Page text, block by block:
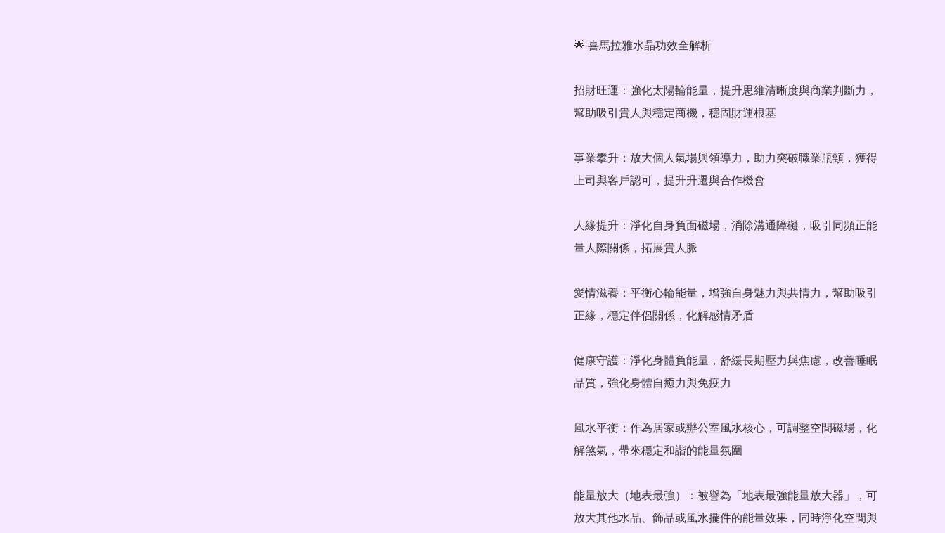
🌟 喜馬拉雅水晶功效全解析
招財旺運：強化太陽輪能量，提升思維清晰度與商業判斷力，
幫助吸引貴人與穩定商機，穩固財運根基
事業攀升：放大個人氣場與領導力，助力突破職業瓶頸，獲得
上司與客戶認可，提升升遷與合作機會
人緣提升：淨化自身負面磁場，消除溝通障礙，吸引同頻正能
量人際關係，拓展貴人脈
愛情滋養：平衡心輪能量，增強自身魅力與共情力，幫助吸引
正緣，穩定伴侶關係，化解感情矛盾
健康守護：淨化身體負能量，舒緩長期壓力與焦慮，改善睡眠
品質，強化身體自癒力與免疫力
風水平衡：作為居家或辦公室風水核心，可調整空間磁場，化
解煞氣，帶來穩定和諧的能量氛圍
能量放大（地表最強）：被譽為「地表最強能量放大器」，可
放大其他水晶、飾品或風水擺件的能量效果，同時淨化空間與